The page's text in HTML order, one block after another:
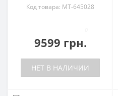
Код товара: MT-645028
9599 грн.
НЕТ В НАЛИЧИИ